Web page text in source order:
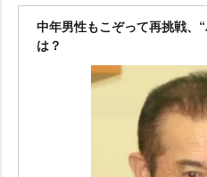
中年男性もこぞって再挑戦、
は？